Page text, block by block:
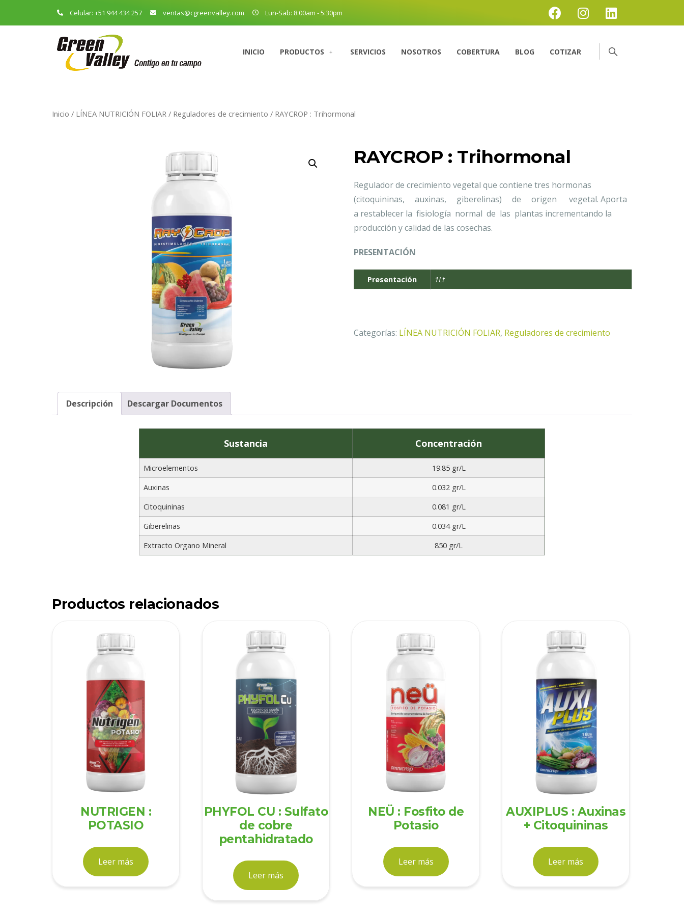
Celular: +51 944 434 257 ventas@cgreenvalley.com Lun-Sab: 8:00am - 5:30pm
INICIO PRODUCTOS SERVICIOS NOSOTROS COBERTURA BLOG COTIZAR
Inicio / LÍNEA NUTRICIÓN FOLIAR / Reguladores de crecimiento / RAYCROP : Trihormonal
RAYCROP : Trihormonal
Regulador de crecimiento vegetal que contiene tres hormonas
(citoquininas, auxinas, giberelinas) de origen vegetal. Aporta
a restablecer la fisiología normal de las plantas incrementando la
producción y calidad de las cosechas.
PRESENTACIÓN
Presentación 1Lt
Categorías: LÍNEA NUTRICIÓN FOLIAR, Reguladores de crecimiento
Descripción Descargar Documentos
Sustancia Concentración
Microelementos
19.85 gr/L
Auxinas
0.032 gr/L
Citoquininas
0.081 gr/L
Giberelinas
0.034 gr/L
Extracto Organo Mineral
850 gr/L
Productos relacionados
NUTRIGEN :
POTASIO
Leer más
PHYFOL CU : Sulfato
de cobre
pentahidratado
Leer más
NEÜ : Fosfito de
Potasio
Leer más
AUXIPLUS : Auxinas
+ Citoquininas
Leer más